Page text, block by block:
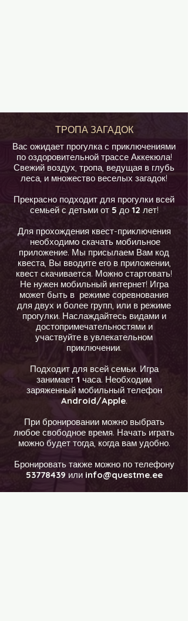
ТРОПА ЗАГАДОК
Вас ожидает прогулка с приключениями
по оздоровительной трассе Аккекюла!
Свежий воздух, тропа, ведущая в глубь
леса, и множество веселых загадок!
Прекрасно подходит для прогулки всей
семьей с детьми от 5 до 12 лет!
Для прохождения квест-приключения
необходимо скачать мобильное
приложение. Мы присылаем Вам код
квеста, Вы вводите его в приложении,
квест скачивается. Можно стартовать!
Не нужен мобильный интернет! Игра
может быть в режиме соревнования
для двух и более групп, или в режиме
прогулки. Наслаждайтесь видами и
достопримечательностями и
участвуйте в увлекательном
приключении.
Подходит для всей семьи. Игра
занимает 1 часа. Необходим
заряженный мобильный телефон
Android/Apple.
При бронировании можно выбрать
любое свободное время. Начать играть
можно будет тогда, когда вам удобно.
Бронировать также можно по телефону
53778439 или info@questme.ee